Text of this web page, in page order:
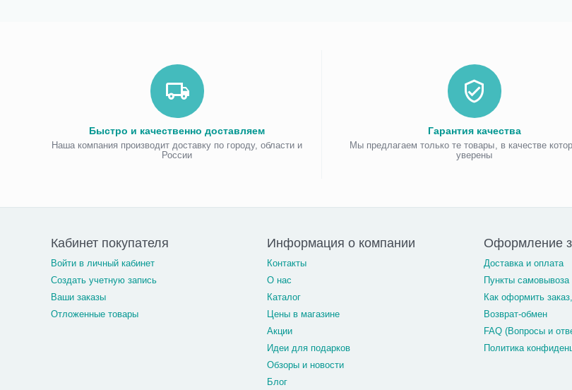
Быстро и качественно доставляем
Наша компания производит доставку по городу, области и
России
Гарантия качества
Мы предлагаем только те товары, в качестве
уверены
Кабинет покупателя
Войти в личный кабинет
Создать учетную запись
Ваши заказы
Отложенные товары
Информация о компании
Контакты
О нас
Каталог
Цены в магазине
Акции
Идеи для подарков
Обзоры и новости
Блог
Оформление
Доставка и оплата
Пункты самовывоза
Как оформить
Возврат-обмен
FAQ (Вопросы и
Политика